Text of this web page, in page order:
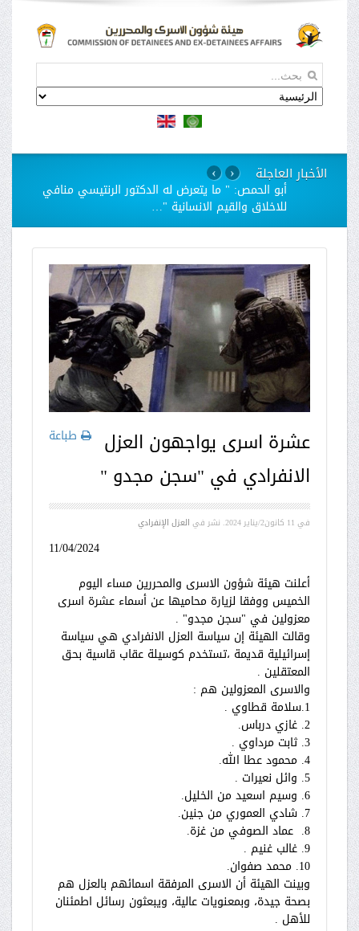
الأخبار العاجلة
استمرار مسلسل الانتهاكات بحق الاسيرات في سجن
"الدامون"
› ‹
طباعة
عشرة اسرى يواجهون العزل
الانفرادي في "سجن مجدو "
في 11 كانون2/يناير 2024 . نشر في العزل الإنفرادي
11/04/2024
أعلنت هيئة شؤون الاسرى والمحررين مساء اليوم
الخميس ووفقا لزيارة محاميها عن أسماء عشرة اسرى
معزولين في "سجن مجدو" .
وقالت الهيئة إن سياسة العزل الانفرادي هي سياسة
إسرائيلية قديمة ،تستخدم كوسيلة عقاب قاسية بحق
المعتقلين .
والاسرى المعزولين هم :
1.سلامة قطاوي .
2. غازي درباس.
3. ⁠ثابت مرداوي .
4. ⁠محمود عطا الله.
5. ⁠وائل نعيرات .
6. ⁠وسيم اسعيد من الخليل.
7. ⁠شادي العموري من جنين.
8. ⁠ عماد الصوفي من غزة.
9. ⁠غالب غنيم .
10. ⁠محمد صفوان.
وبينت الهيئة أن الاسرى المرفقة اسمائهم بالعزل هم
بصحة جيدة، وبمعنويات عالية، ويبعثون رسائل اطمئنان
للأهل .